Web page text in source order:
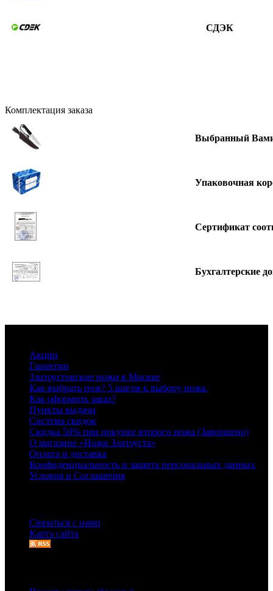
СДЭК
Комплектация заказа
Выбранный
Упаковочная
Сертификат
Бухгалтерские
Акции
Гарантии
Златоустовские ножи в Москве
Как выбрать нож? 5 шагов к выбору ножа.
Как оформить заказ?
Пункты выдачи
Система скидок
Скидка 50% при покупке второго ножа (Завершено)
О магазине «Ножи Златоуста»
Оплата и доставка
Конфиденциальность и защита персональных данных
Условия и Соглашения
Связаться с нами
Карта сайта